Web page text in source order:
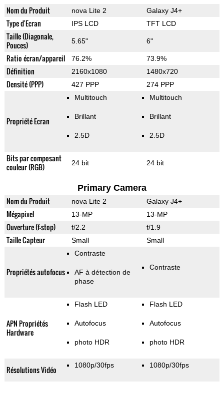
Nom du Produit nova Lite 2 Galaxy J4+
Type d'Ecran IPS LCD TFT LCD
Taille (Diagonale,
Pouces)
5.65" 6"
Ratio écran/appareil 76.2% 73.9%
Définition 2160x1080 1480x720
Densité (PPP) 427 PPP 274 PPP
Propriété Ecran
Multitouch
Brillant
2.5D
Multitouch
Brillant
2.5D
Bits par composant
couleur (RGB)
24 bit 24 bit
Primary Camera
Nom du Produit nova Lite 2 Galaxy J4+
Mégapixel 13-MP 13-MP
Ouverture (f-stop) f/2.2 f/1.9
Taille Capteur Small Small
Propriétés autofocus
Contraste
AF à détection de
phase
Contraste
APN Propriétés
Hardware
Flash LED
Autofocus
photo HDR
Flash LED
Autofocus
photo HDR
Résolutions Vidéo 1080p/30fps 1080p/30fps